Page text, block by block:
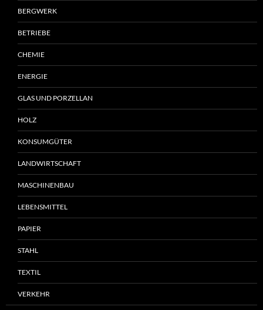
BERGWERK
BETRIEBE
CHEMIE
ENERGIE
GLAS UND PORZELLAN
HOLZ
KONSUMGÜTER
LANDWIRTSCHAFT
MASCHINENBAU
LEBENSMITTEL
PAPIER
STAHL
TEXTIL
VERKEHR